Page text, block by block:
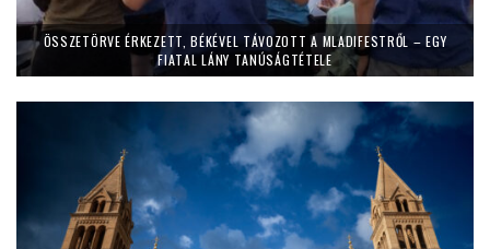
ÖSSZETÖRVE ÉRKEZETT, BÉKÉVEL TÁVOZOTT A MLADIFESTRŐL – EGY
FIATAL LÁNY TANÚSÁGTÉTELE